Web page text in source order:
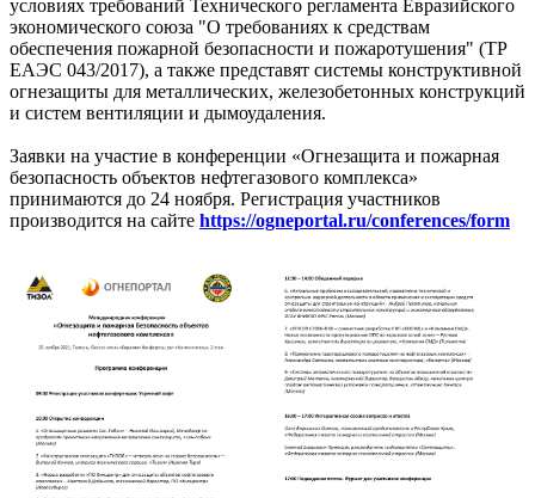
условиях требований Технического регламента Евразийского
экономического союза "О требованиях к средствам
обеспечения пожарной безопасности и пожаротушения" (ТР
ЕАЭС 043/2017), а также представят системы конструктивной
огнезащиты для металлических, железобетонных конструкций
и систем вентиляции и дымоудаления.
Заявки на участие в конференции «Огнезащита и пожарная
безопасность объектов нефтегазового комплекса»
принимаются до 24 ноября. Регистрация участников
производится на сайте https://ogneportal.ru/conferences/form